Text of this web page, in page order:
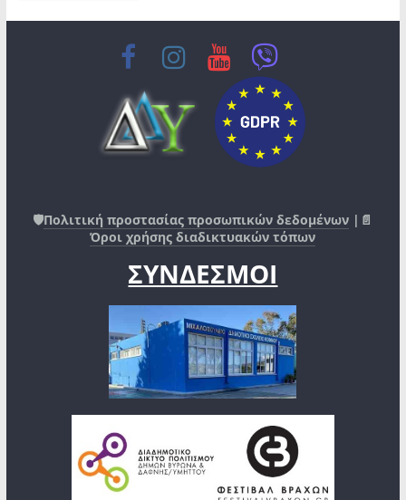
🛡️Πολιτική προστασίας προσωπικών δεδομένων |📄
Όροι χρήσης διαδικτυακών τόπων
ΣΥΝΔΕΣΜΟΙ